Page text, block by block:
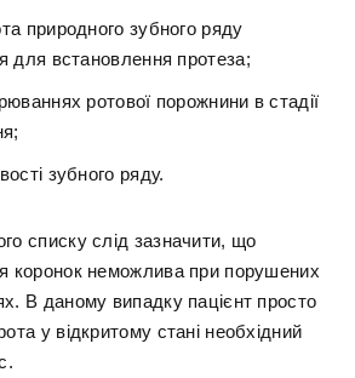
природного зубного ряду
для встановлення протеза;
ротової порожнини в стадії
зубного ряду.
списку слід зазначити, що
коронок неможлива при порушених
В даному випадку пацієнт просто
у відкритому стані необхідний